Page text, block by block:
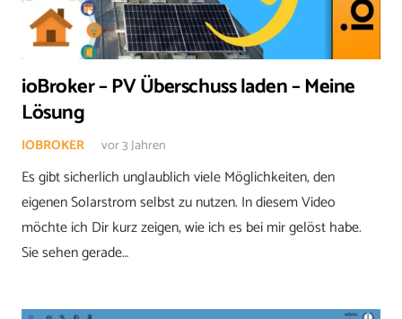
ioBroker – PV Überschuss laden – Meine
Lösung
IOBROKER vor 3 Jahren
Es gibt sicherlich unglaublich viele Möglichkeiten, den
eigenen Solarstrom selbst zu nutzen. In diesem Video
möchte ich Dir kurz zeigen, wie ich es bei mir gelöst habe.
Sie sehen gerade…